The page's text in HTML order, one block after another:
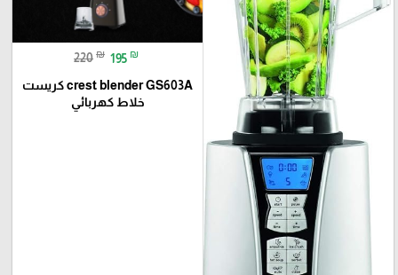
220 ₪ 195 ₪
crest blender GS603A كريست
خلاط كهربائي